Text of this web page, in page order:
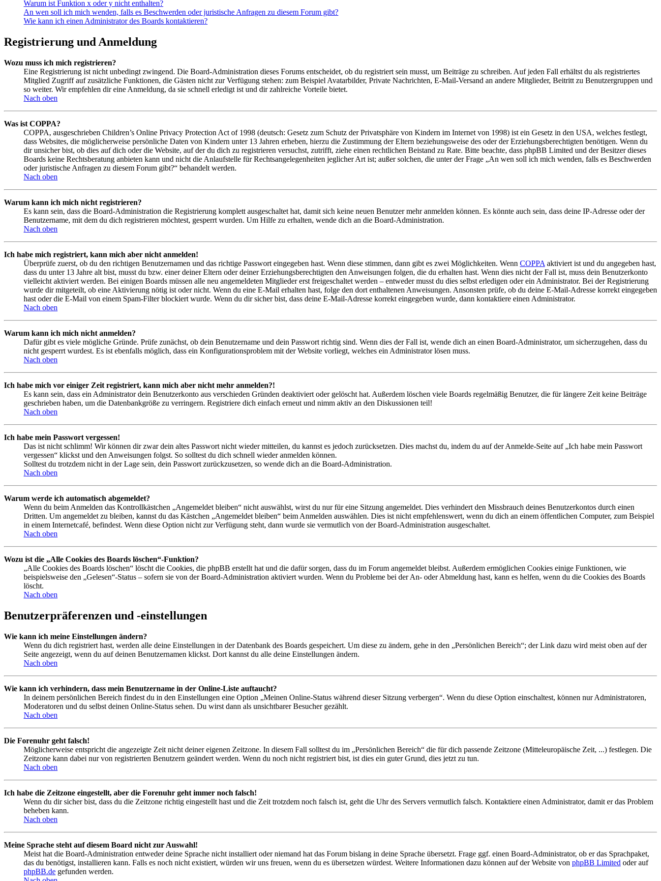
Warum ist Funktion x oder y nicht enthalten?
An wen soll ich mich wenden, falls es Beschwerden oder juristische Anfragen zu diesem Forum gibt?
Wie kann ich einen Administrator des Boards kontaktieren?
Registrierung und Anmeldung
Wozu muss ich mich registrieren?
Eine Registrierung ist nicht unbedingt zwingend. Die Board-Administration dieses Forums entscheidet, ob du registriert sein musst, um Beiträge zu schreiben. Auf jeden Fall erhältst du als registriertes
Mitglied Zugriff auf zusätzliche Funktionen, die Gästen nicht zur Verfügung stehen: zum Beispiel Avatarbilder, Private Nachrichten, E-Mail-Versand an andere Mitglieder, Beitritt zu Benutzergruppen und
so weiter. Wir empfehlen dir eine Anmeldung, da sie schnell erledigt ist und dir zahlreiche Vorteile bietet.
Nach oben
Was ist COPPA?
COPPA, ausgeschrieben Children’s Online Privacy Protection Act of 1998 (deutsch: Gesetz zum Schutz der Privatsphäre von Kindern im Internet von 1998) ist ein Gesetz in den USA, welches festlegt,
dass Websites, die möglicherweise persönliche Daten von Kindern unter 13 Jahren erheben, hierzu die Zustimmung der Eltern beziehungsweise des oder der Erziehungsberechtigten benötigen. Wenn du
dir unsicher bist, ob dies auf dich oder die Website, auf der du dich zu registrieren versuchst, zutrifft, ziehe einen rechtlichen Beistand zu Rate. Bitte beachte, dass phpBB Limited und der Besitzer dieses
Boards keine Rechtsberatung anbieten kann und nicht die Anlaufstelle für Rechtsangelegenheiten jeglicher Art ist; außer solchen, die unter der Frage „An wen soll ich mich wenden, falls es Beschwerden
oder juristische Anfragen zu diesem Forum gibt?“ behandelt werden.
Nach oben
Warum kann ich mich nicht registrieren?
Es kann sein, dass die Board-Administration die Registrierung komplett ausgeschaltet hat, damit sich keine neuen Benutzer mehr anmelden können. Es könnte auch sein, dass deine IP-Adresse oder der
Benutzername, mit dem du dich registrieren möchtest, gesperrt wurden. Um Hilfe zu erhalten, wende dich an die Board-Administration.
Nach oben
Ich habe mich registriert, kann mich aber nicht anmelden!
Überprüfe zuerst, ob du den richtigen Benutzernamen und das richtige Passwort eingegeben hast. Wenn diese stimmen, dann gibt es zwei Möglichkeiten. Wenn COPPA aktiviert ist und du angegeben hast,
dass du unter 13 Jahre alt bist, musst du bzw. einer deiner Eltern oder deiner Erziehungsberechtigten den Anweisungen folgen, die du erhalten hast. Wenn dies nicht der Fall ist, muss dein Benutzerkonto
vielleicht aktiviert werden. Bei einigen Boards müssen alle neu angemeldeten Mitglieder erst freigeschaltet werden – entweder musst du dies selbst erledigen oder ein Administrator. Bei der Registrierung
wurde dir mitgeteilt, ob eine Aktivierung nötig ist oder nicht. Wenn du eine E-Mail erhalten hast, folge den dort enthaltenen Anweisungen. Ansonsten prüfe, ob du deine E-Mail-Adresse korrekt eingegeben
hast oder die E-Mail von einem Spam-Filter blockiert wurde. Wenn du dir sicher bist, dass deine E-Mail-Adresse korrekt eingegeben wurde, dann kontaktiere einen Administrator.
Nach oben
Warum kann ich mich nicht anmelden?
Dafür gibt es viele mögliche Gründe. Prüfe zunächst, ob dein Benutzername und dein Passwort richtig sind. Wenn dies der Fall ist, wende dich an einen Board-Administrator, um sicherzugehen, dass du
nicht gesperrt wurdest. Es ist ebenfalls möglich, dass ein Konfigurationsproblem mit der Website vorliegt, welches ein Administrator lösen muss.
Nach oben
Ich habe mich vor einiger Zeit registriert, kann mich aber nicht mehr anmelden?!
Es kann sein, dass ein Administrator dein Benutzerkonto aus verschieden Gründen deaktiviert oder gelöscht hat. Außerdem löschen viele Boards regelmäßig Benutzer, die für längere Zeit keine Beiträge
geschrieben haben, um die Datenbankgröße zu verringern. Registriere dich einfach erneut und nimm aktiv an den Diskussionen teil!
Nach oben
Ich habe mein Passwort vergessen!
Das ist nicht schlimm! Wir können dir zwar dein altes Passwort nicht wieder mitteilen, du kannst es jedoch zurücksetzen. Dies machst du, indem du auf der Anmelde-Seite auf „Ich habe mein Passwort
vergessen“ klickst und den Anweisungen folgst. So solltest du dich schnell wieder anmelden können.
Solltest du trotzdem nicht in der Lage sein, dein Passwort zurückzusetzen, so wende dich an die Board-Administration.
Nach oben
Warum werde ich automatisch abgemeldet?
Wenn du beim Anmelden das Kontrollkästchen „Angemeldet bleiben“ nicht auswählst, wirst du nur für eine Sitzung angemeldet. Dies verhindert den Missbrauch deines Benutzerkontos durch einen
Dritten. Um angemeldet zu bleiben, kannst du das Kästchen „Angemeldet bleiben“ beim Anmelden auswählen. Dies ist nicht empfehlenswert, wenn du dich an einem öffentlichen Computer, zum Beispiel
in einem Internetcafé, befindest. Wenn diese Option nicht zur Verfügung steht, dann wurde sie vermutlich von der Board-Administration ausgeschaltet.
Nach oben
Wozu ist die „Alle Cookies des Boards löschen“-Funktion?
„Alle Cookies des Boards löschen“ löscht die Cookies, die phpBB erstellt hat und die dafür sorgen, dass du im Forum angemeldet bleibst. Außerdem ermöglichen Cookies einige Funktionen, wie
beispielsweise den „Gelesen“-Status – sofern sie von der Board-Administration aktiviert wurden. Wenn du Probleme bei der An- oder Abmeldung hast, kann es helfen, wenn du die Cookies des Boards
löscht.
Nach oben
Benutzerpräferenzen und -einstellungen
Wie kann ich meine Einstellungen ändern?
Wenn du dich registriert hast, werden alle deine Einstellungen in der Datenbank des Boards gespeichert. Um diese zu ändern, gehe in den „Persönlichen Bereich“; der Link dazu wird meist oben auf der
Seite angezeigt, wenn du auf deinen Benutzernamen klickst. Dort kannst du alle deine Einstellungen ändern.
Nach oben
Wie kann ich verhindern, dass mein Benutzername in der Online-Liste auftaucht?
In deinem persönlichen Bereich findest du in den Einstellungen eine Option „Meinen Online-Status während dieser Sitzung verbergen“. Wenn du diese Option einschaltest, können nur Administratoren,
Moderatoren und du selbst deinen Online-Status sehen. Du wirst dann als unsichtbarer Besucher gezählt.
Nach oben
Die Forenuhr geht falsch!
Möglicherweise entspricht die angezeigte Zeit nicht deiner eigenen Zeitzone. In diesem Fall solltest du im „Persönlichen Bereich“ die für dich passende Zeitzone (Mitteleuropäische Zeit, ...) festlegen. Die
Zeitzone kann dabei nur von registrierten Benutzern geändert werden. Wenn du noch nicht registriert bist, ist dies ein guter Grund, dies jetzt zu tun.
Nach oben
Ich habe die Zeitzone eingestellt, aber die Forenuhr geht immer noch falsch!
Wenn du dir sicher bist, dass du die Zeitzone richtig eingestellt hast und die Zeit trotzdem noch falsch ist, geht die Uhr des Servers vermutlich falsch. Kontaktiere einen Administrator, damit er das Problem
beheben kann.
Nach oben
Meine Sprache steht auf diesem Board nicht zur Auswahl!
Meist hat die Board-Administration entweder deine Sprache nicht installiert oder niemand hat das Forum bislang in deine Sprache übersetzt. Frage ggf. einen Board-Administrator, ob er das Sprachpaket,
das du benötigst, installieren kann. Falls es noch nicht existiert, würden wir uns freuen, wenn du es übersetzen würdest. Weitere Informationen dazu können auf der Website von phpBB Limited oder auf
phpBB.de gefunden werden.